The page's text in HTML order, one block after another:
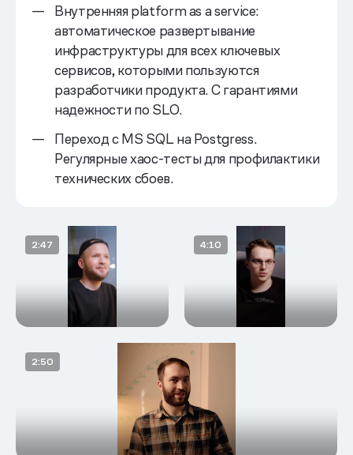
Внутренняя platform as a service:
автоматическое развертывание
инфраструктуры для всех ключевых
сервисов, которыми пользуются
разработчики продукта. С гарантиями
надежности по SLO.
Переход с MS SQL на Postgress.
Регулярные хаос-тесты для профилактики
технических сбоев.